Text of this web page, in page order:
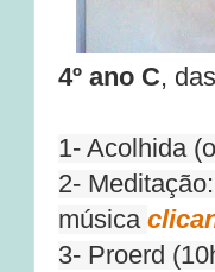
4º ano C,
1- Acolhida
2-
música
3- Proerd